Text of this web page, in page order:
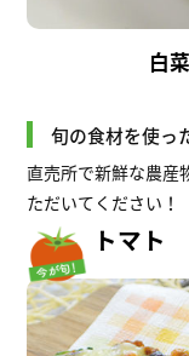
白
旬の食材を使っ
直売所で新鮮な農産
ただいてください！
トマト